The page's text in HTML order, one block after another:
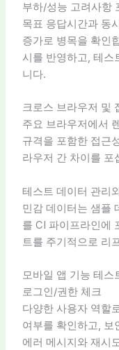
부하/성능 고려사항
목표 응답시간과 동
증가로 병목을 확인
시를 반영하고, 테스
니다.
크로스 브라우저 및
주요 브라우저에서
규격을 포함한 접근
라우저 간 차이를 포
테스트 데이터 관리
민감 데이터는 샘플
를 CI 파이프라인에
트를 주기적으로 리
모바일 앱 기능 테스
로그인/권한 체크
다양한 사용자 역할
여부를 확인하고, 보
에러 메시지와 재시